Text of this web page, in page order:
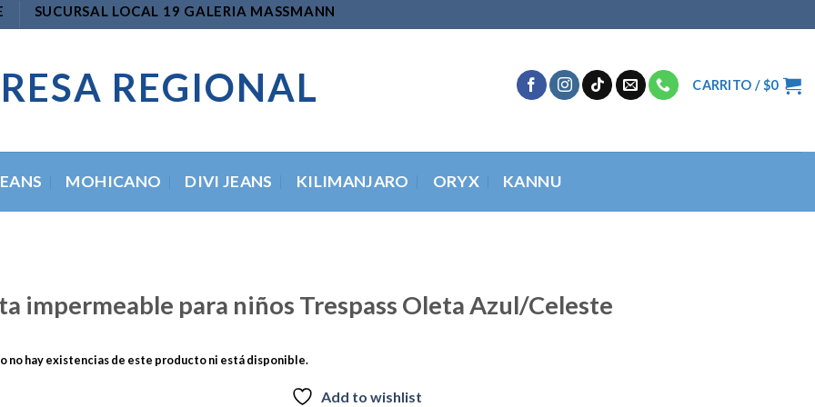
SUCURSAL LOCAL 19 GALERIA MASSMANN
REGIONAL CARRITO /$0
MOHICANO DIVI JEANS KILIMANJARO ORYX KANNU
impermeable para niños Trespass Oleta Azul/Celeste
no hay existencias de este producto ni está disponible.
Add to wishlist